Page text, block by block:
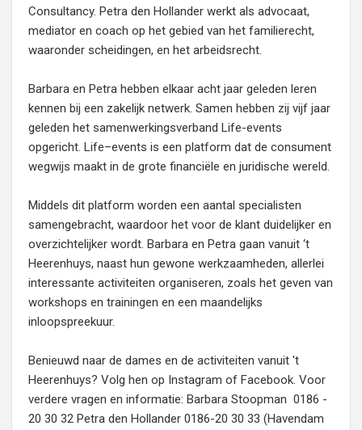
Consultancy. Petra den Hollander werkt als advocaat,
mediator en coach op het gebied van het familierecht,
waaronder scheidingen, en het arbeidsrecht.
Barbara en Petra hebben elkaar acht jaar geleden leren
kennen bij een zakelijk netwerk. Samen hebben zij vijf jaar
geleden het samenwerkingsverband Life-events
opgericht. Life–events is een platform dat de consument
wegwijs maakt in de grote financiële en juridische wereld.
Middels dit platform worden een aantal specialisten
samengebracht, waardoor het voor de klant duidelijker en
overzichtelijker wordt. Barbara en Petra gaan vanuit ‘t
Heerenhuys, naast hun gewone werkzaamheden, allerlei
interessante activiteiten organiseren, zoals het geven van
workshops en trainingen en een maandelijks
inloopspreekuur.
Benieuwd naar de dames en de activiteiten vanuit 't
Heerenhuys? Volg hen op Instagram of Facebook. Voor
verdere vragen en informatie: Barbara Stoopman 0186 -
20 30 32 Petra den Hollander 0186-20 30 33 (Havendam